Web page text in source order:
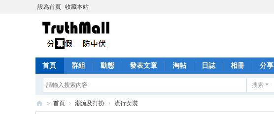
設為首頁 收藏本站
首頁 群組 動態 發表文章 淘帖 日誌 相冊 分享
搜索
» 首頁 › 潮流及打扮 › 流行女裝